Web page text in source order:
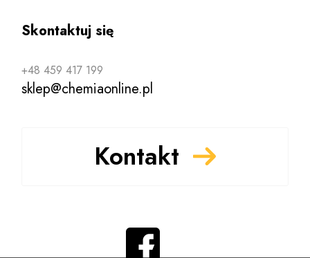
Skontaktuj się
+48 459 417 199
sklep@chemiaonline.pl
Kontakt